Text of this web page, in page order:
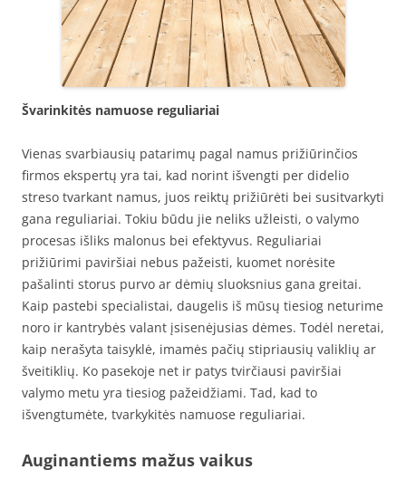
Švarinkitės namuose reguliariai
Vienas svarbiausių patarimų pagal namus prižiūrinčios
firmos ekspertų yra tai, kad norint išvengti per didelio
streso tvarkant namus, juos reiktų prižiūrėti bei susitvarkyti
gana reguliariai. Tokiu būdu jie neliks užleisti, o valymo
procesas išliks malonus bei efektyvus. Reguliariai
prižiūrimi paviršiai nebus pažeisti, kuomet norėsite
pašalinti storus purvo ar dėmių sluoksnius gana greitai.
Kaip pastebi specialistai, daugelis iš mūsų tiesiog neturime
noro ir kantrybės valant įsisenėjusias dėmes. Todėl neretai,
kaip nerašyta taisyklė, imamės pačių stipriausių valiklių ar
šveitiklių. Ko pasekoje net ir patys tvirčiausi paviršiai
valymo metu yra tiesiog pažeidžiami. Tad, kad to
išvengtumėte, tvarkykitės namuose reguliariai.
Auginantiems mažus vaikus